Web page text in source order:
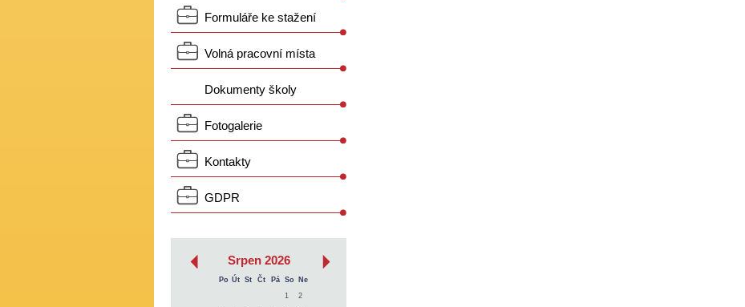
Formuláře ke stažení
Volná pracovní místa
Dokumenty školy
Fotogalerie
Kontakty
GDPR
Srpen 2026
Po Út St Čt Pá So
Ne
1
2